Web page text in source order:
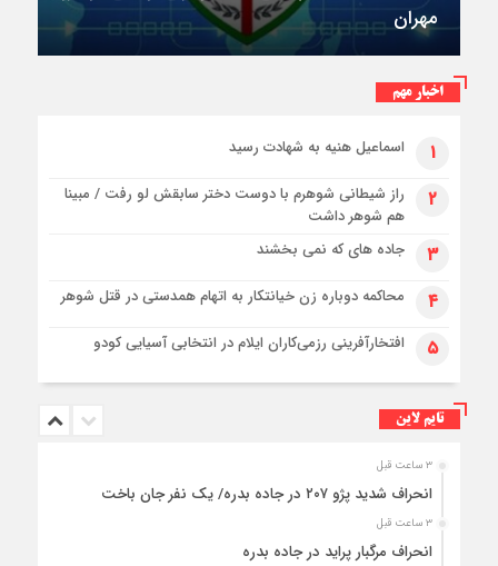
مهران
اخبار مهم
۱ اسماعیل هنیه به شهادت رسید
۲
راز شیطانی شوهرم با دوست دختر سابقش لو رفت / مبینا
هم شوهر داشت
۳ جاده های که نمی بخشند
۴ محاکمه دوباره زن خیانتکار به اتهام همدستی در قتل شوهر
۵ افتخارآفرینی رزمی‌کاران ایلام در انتخابی آسیایی کودو
تایم لاین
۳ ساعت قبل
انحراف شدید پژو ۲۰۷ در جاده بدره/ یک نفر جان باخت
۳ ساعت قبل
انحراف مرگبار پراید در جاده بدره